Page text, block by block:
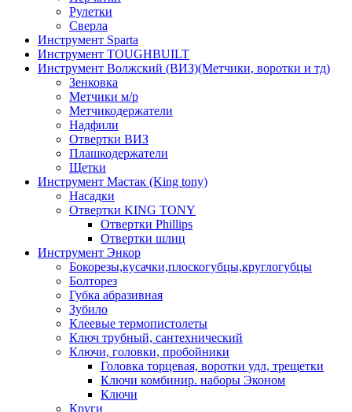
Рулетки
Сверла
Инструмент Sparta
Инструмент TOUGHBUILT
Инструмент Волжский (ВИЗ)(Метчики, воротки и тд)
Зенковка
Метчики м/р
Метчикодержатели
Надфили
Отвертки ВИЗ
Плашкодержатели
Щетки
Инструмент Мастак (King tony)
Насадки
Отвертки KING TONY
Отвертки Phillips
Отвертки шлиц
Инструмент Энкор
Бокорезы,кусачки,плоскогубцы,круглогубцы
Болторез
Губка абразивная
Зубило
Клеевые термопистолеты
Ключ трубный, сантехнический
Ключи, головки, пробойники
Головка торцевая, воротки удл, трещетки
Ключи комбинир. наборы Эконом
Ключи
Круги